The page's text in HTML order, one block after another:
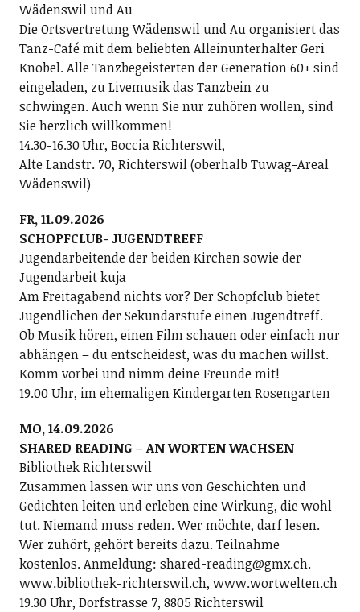
Wädenswil und Au
Die Ortsvertretung Wädenswil und Au organisiert das
Tanz-Café mit dem beliebten Alleinunterhalter Geri
Knobel. Alle Tanzbegeisterten der Generation 60+ sind
eingeladen, zu Livemusik das Tanzbein zu
schwingen. Auch wenn Sie nur zuhören wollen, sind
Sie herzlich willkommen!
14.30-16.30 Uhr, Boccia Richterswil,
Alte Landstr. 70, Richterswil (oberhalb Tuwag-Areal
Wädenswil)
FR, 11.09.2026
SCHOPFCLUB- JUGENDTREFF
Jugendarbeitende der beiden Kirchen sowie der
Jugendarbeit kuja
Am Freitagabend nichts vor? Der Schopfclub bietet
Jugendlichen der Sekundarstufe einen Jugendtreff.
Ob Musik hören, einen Film schauen oder einfach nur
abhängen – du entscheidest, was du machen willst.
Komm vorbei und nimm deine Freunde mit!
19.00 Uhr, im ehemaligen Kindergarten Rosengarten
MO, 14.09.2026
SHARED READING – AN WORTEN WACHSEN
Bibliothek Richterswil
Zusammen lassen wir uns von Geschichten und
Gedichten leiten und erleben eine Wirkung, die wohl
tut. Niemand muss reden. Wer möchte, darf lesen.
Wer zuhört, gehört bereits dazu. Teilnahme
kostenlos. Anmeldung: shared-reading@gmx.ch.
www.bibliothek-richterswil.ch, www.wortwelten.ch
19.30 Uhr, Dorfstrasse 7, 8805 Richterswil